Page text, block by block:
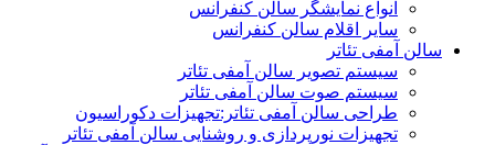
انواع نمایشگر سالن کنفرانس
سایر اقلام سالن کنفرانس
سالن آمفی تئاتر
سیستم تصویر سالن آمفی تئاتر
سیستم صوت سالن آمفی تئاتر
طراحی سالن آمفی تئاتر:تجهیزات دکوراسیون
تجهیزات نورپردازی و روشنایی سالن آمفی تئاتر